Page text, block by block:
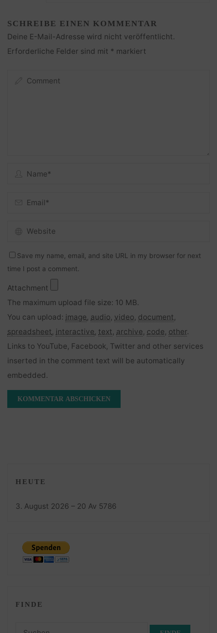
SCHREIBE EINEN KOMMENTAR
Deine E-Mail-Adresse wird nicht veröffentlicht.
Erforderliche Felder sind mit * markiert
Save my name, email, and site URL in my browser for next
time I post a comment.
Attachment
The maximum upload file size: 10 MB.
You can upload: image, audio, video, document,
spreadsheet, interactive, text, archive, code, other.
Links to YouTube, Facebook, Twitter and other services
inserted in the comment text will be automatically
embedded.
HEUTE
3. August 2026 – 20 Av 5786
FINDE
Suchen